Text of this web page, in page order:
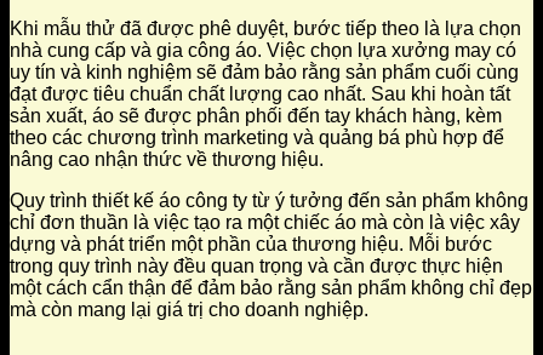
Khi mẫu thử đã được phê duyệt, bước tiếp theo là lựa chọn
nhà cung cấp và gia công áo. Việc chọn lựa xưởng may có
uy tín và kinh nghiệm sẽ đảm bảo rằng sản phẩm cuối cùng
đạt được tiêu chuẩn chất lượng cao nhất. Sau khi hoàn tất
sản xuất, áo sẽ được phân phối đến tay khách hàng, kèm
theo các chương trình marketing và quảng bá phù hợp để
nâng cao nhận thức về thương hiệu.
Quy trình thiết kế áo công ty từ ý tưởng đến sản phẩm không
chỉ đơn thuần là việc tạo ra một chiếc áo mà còn là việc xây
dựng và phát triển một phần của thương hiệu. Mỗi bước
trong quy trình này đều quan trọng và cần được thực hiện
một cách cẩn thận để đảm bảo rằng sản phẩm không chỉ đẹp
mà còn mang lại giá trị cho doanh nghiệp.